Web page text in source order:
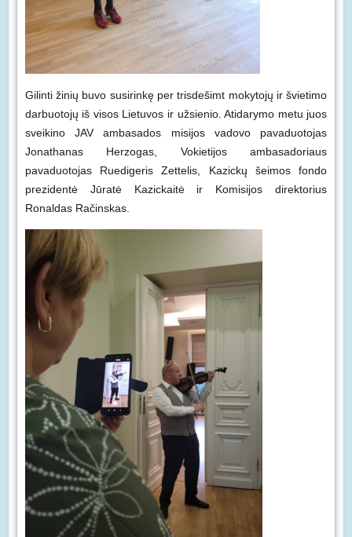
Gilinti žinių buvo susirinkę per trisdešimt mokytojų ir švietimo
darbuotojų iš visos Lietuvos ir užsienio. Atidarymo metu juos
sveikino JAV ambasados misijos vadovo pavaduotojas
Jonathanas Herzogas, Vokietijos ambasadoriaus
pavaduotojas Ruedigeris Zettelis, Kazickų šeimos fondo
prezidentė Jūratė Kazickaitė ir Komisijos direktorius
Ronaldas Račinskas.